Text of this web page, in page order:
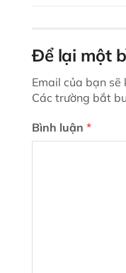
Để lại một
Email của bạn sẽ
Các trường bắt
Bình luận *